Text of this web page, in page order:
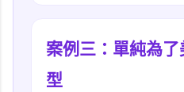
案例三：單純為
型